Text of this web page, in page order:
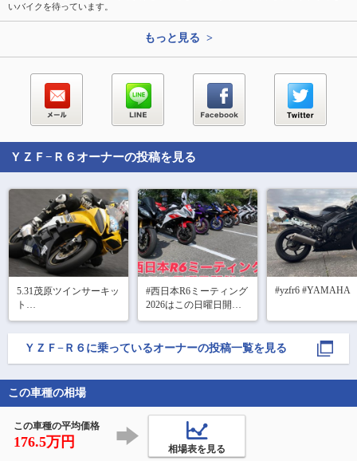
いバイクを待っています。
もっと見る >
ＹＺＦ−Ｒ６ オーナーの投稿を見る
5.31茂原ツインサーキッ
ト
モトブレイク
#西日本R6ミーティング
2026はこの日曜日開催‼️
金曜日夕方の天気予報
にて判断して告知しま
ＹＺＦ−Ｒ６ に乗っているオーナーの投稿一覧を見る
この車種の相場
この車種の平均価格
176.5万円 相場表を見る